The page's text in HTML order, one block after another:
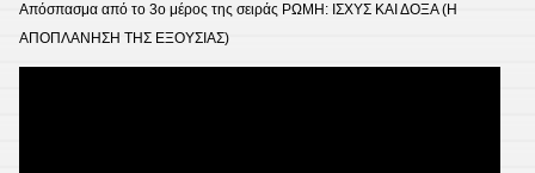
Απόσπασμα από το 3ο μέρος της σειράς ΡΩΜΗ: ΙΣΧΥΣ ΚΑΙ ΔΟΞΑ (Η
ΑΠΟΠΛΑΝΗΣΗ ΤΗΣ ΕΞΟΥΣΙΑΣ)